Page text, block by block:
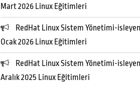
Mart 2026 Linux Eğitimleri
RedHat Linux Sistem Yönetimi-
Ocak 2026 Linux Eğitimleri
RedHat Linux Sistem Yönetimi-
Aralık 2025 Linux Eğitimleri